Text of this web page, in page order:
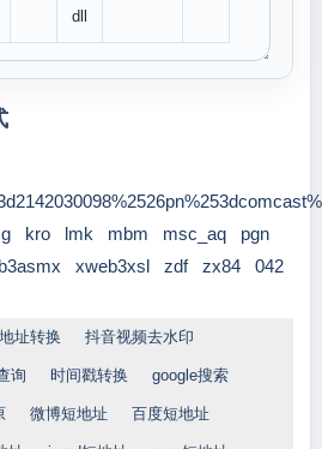
dll
kro lmk mbm msc_aq
pgn
xweb3xsl zdf zx84 042
址转换 抖音视频去水印
询 时间戳转换 google搜索
微博短地址 百度短地址